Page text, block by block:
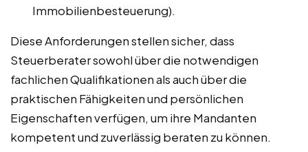
Immobilienbesteuerung).
Diese Anforderungen stellen sicher, dass
Steuerberater sowohl über die notwendigen
fachlichen Qualifikationen als auch über die
praktischen Fähigkeiten und persönlichen
Eigenschaften verfügen, um ihre Mandanten
kompetent und zuverlässig beraten zu können.